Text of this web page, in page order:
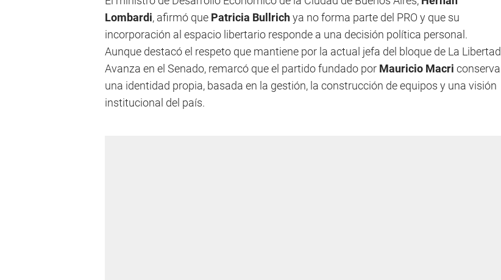
Lombardi, afirmó que Patricia Bullrichya no forma parte del PRO y que su
incorporación al espacio libertario responde a una decisión política personal.
Aunque destacó el respeto que mantiene por la actual jefa del bloque de La Libertad
Avanza en el Senado, remarcó que el partido fundado por Mauricio Macri conserva
una identidad propia, basada en la gestión, la construcción de equipos y una visión
institucional del país.